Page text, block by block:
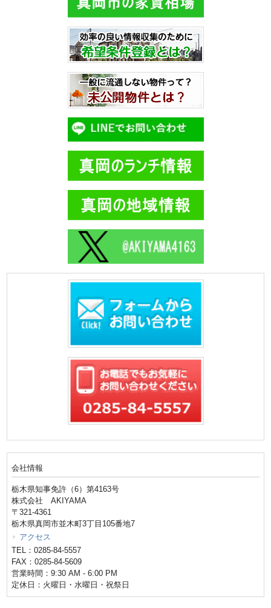
会社情報
栃木県知事免許（6）第4163号
株式会社 AKIYAMA
〒321-4361
栃木県真岡市並木町3丁目105番地7
アクセス
TEL：0285-84-5557
FAX：0285-84-5609
営業時間：9:30 AM - 6:00 PM
定休日：火曜日・水曜日・祝祭日